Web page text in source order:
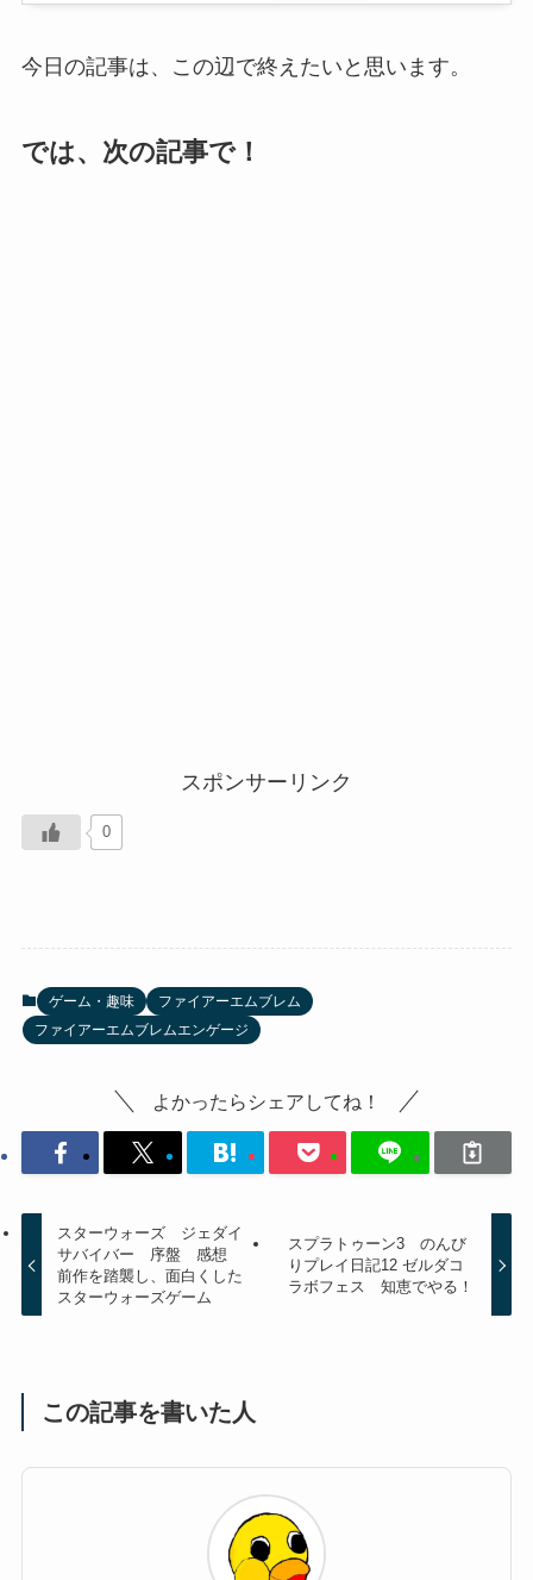
今日の記事は、この辺で終えたいと思います。
では、次の記事で！
スポンサーリンク
0
ゲーム・趣味
ファイアーエムブレム
ファイアーエムブレムエンゲージ
よかったらシェアしてね！
スターウォーズ ジェダイ
サバイバー 序盤 感想
前作を踏襲し、面白くした
スターウォーズゲーム
スプラトゥーン3 のんび
りプレイ日記12 ゼルダコ
ラボフェス 知恵でやる！
この記事を書いた人